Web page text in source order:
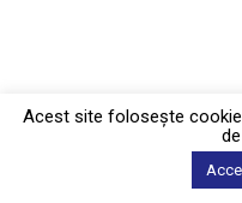
Acest site foloseşte